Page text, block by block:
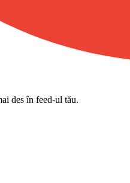
des în feed-ul tău.